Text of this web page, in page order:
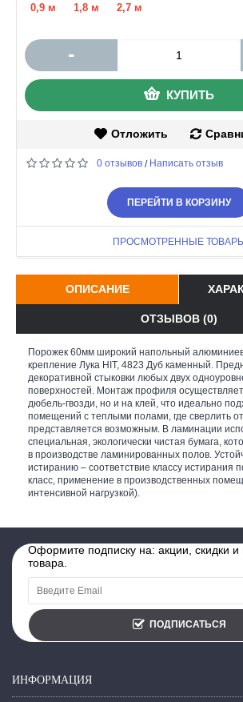
0,9 м
1,8 м 2,7 м
-
КУПИТЬ
Отложить
0 отзывов / Написать отзыв
ПЕРЕЙТИ В КОРЗИНУ
ПРОСМОТРЕННЫЕ
ОПИСАНИЕ
ОТЗЫВОВ (0)
Порожек 60мм широкий напольный
крепление Лука HIT, 4823 Дуб каменный.
декоративной стыковки любых двух
поверхностей. Монтаж профиля
дюбель-гвозди, но и на клей, что идеально
помещений с теплыми полами, где сверлить
представляется возможным. В ламинации
специальная, экологически чистая бумага,
в производстве ламинированных полов.
истиранию – соответствие классу истирания
класс, применение в производственных
интенсивной нагрузкой).
Оформите подписку на: акции, скидки и
товара.
ПОДПИСАТЬСЯ
ИНФОРМАЦИЯ